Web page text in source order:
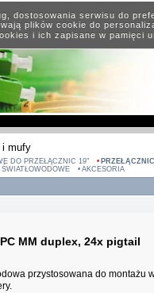
dostosowania serwisu do
plików cookie do
i ich zapisane w pamięci
i mufy
DO PRZEŁĄCZNIC 19"
ŚWIATŁOWODOWE AKCESORIA
MM duplex, 24x pigtail
przystosowana do montażu